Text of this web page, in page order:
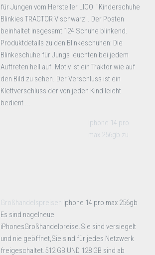
für Jungen vom Hersteller LICO "Kinderschuhe
Blinkies TRACTOR V schwarz". Der Posten
beinhaltet insgesamt 124 Schuhe blinkend.
Produktdetails zu den Blinkeschuhen: Die
Blinkeschuhe für Jungs leuchten bei jedem
Auftreten hell auf. Motiv ist ein Traktor wie auf
den Bild zu sehen. Der Verschluss ist ein
Klettverschluss der von jeden Kind leicht
bedient ...
Iphone 14 pro
max 256gb zu
Großhandelspreisen Iphone 14 pro max 256gb
Es sind nagelneue
iPhonesGroßhandelpreise.Sie sind versiegelt
und nie geöffnet,Sie sind für jedes Netzwerk
freigeschaltet.512 GB UND 128 GB sind ab